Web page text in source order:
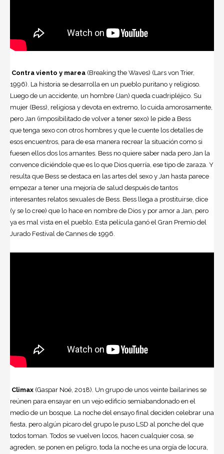
Contra viento y marea (Breaking the Waves) (Lars von Trier,
1996). La historia se desarrolla en un pueblo puritano y religioso.
Luego de un accidente, un hombre (Jan) queda cuadripléjico. Su
mujer (Bess), religiosa y devota en extremo, lo cuida amorosamente,
pero Jan (imposibilitado de volver a tener sexo) le pide a Bess
que tenga sexo con otros hombres y que le cuente los detalles de
esos encuentros, para de esa manera recrear la situación como si
fuesen ellos dos los amantes. Bess no quiere saber nada pero Jan la
convence diciéndole que es lo que Dios querría, ese tipo de zaraza. Y
resulta que Bess se destaca en las artes del sexo y Jan hasta parece
empezar a tener una mejoría de salud después de tantos
interesantes relatos sexuales de Bess. Bess llega a prostituirse, dice
(y se lo cree) que lo hace en nombre de Dios y por amor a Jan, pero
ya es mal vista en el pueblo. Esta película ganó el Gran Premio del
Jurado Festival de Cannes de 1996.
Climax (Gaspar Noé, 2018). Un grupo de unos veinte bailarines se
reúnen para ensayar en un vejo edificio semiabandonado en el
medio de un bosque. La noche del ensayo final deciden celebrar una
fiesta, pero algún pícaro del grupo le puso LSD al ponche del que
todos toman. Todos se vuelven locos, hacen cualquier cosa, se
agreden, se ponen en peligro, toda la noche es una orgía de locura,